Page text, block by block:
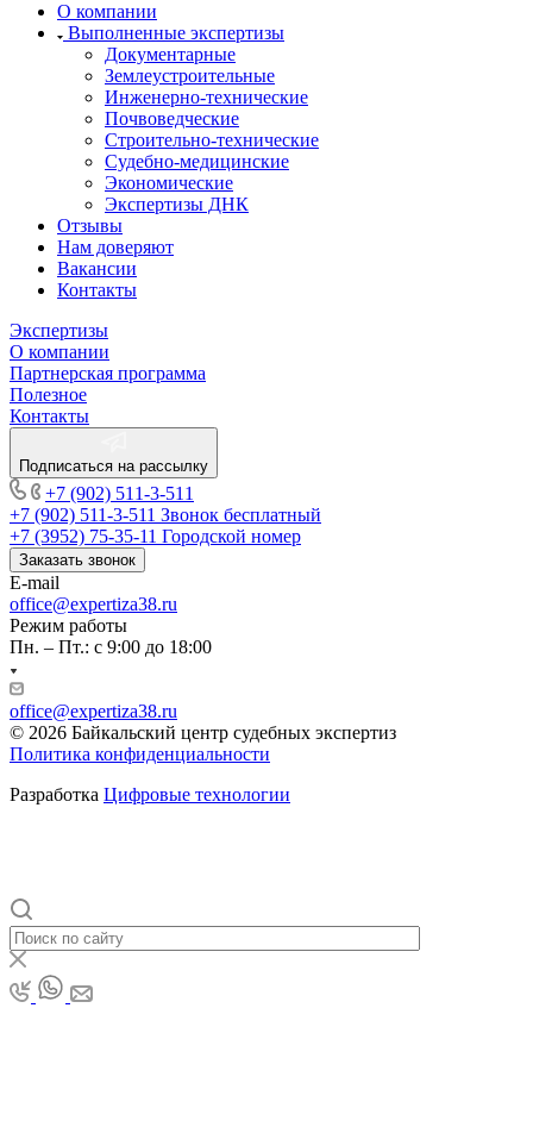
О компании
Выполненные экспертизы
Документарные
Землеустроительные
Инженерно-технические
Почвоведческие
Строительно-технические
Судебно-медицинские
Экономические
Экспертизы ДНК
Отзывы
Нам доверяют
Вакансии
Контакты
Экспертизы
О компании
Партнерская программа
Полезное
Контакты
Подписаться на рассылку
+7 (902) 511-3-511
+7 (902) 511-3-511 Звонок бесплатный
+7 (3952) 75-35-11 Городской номер
Заказать звонок
E-mail
office@expertiza38.ru
Режим работы
Пн. – Пт.: с 9:00 до 18:00
office@expertiza38.ru
© 2026 Байкальский центр судебных экспертиз
Политика конфиденциальности
Разработка Цифровые технологии